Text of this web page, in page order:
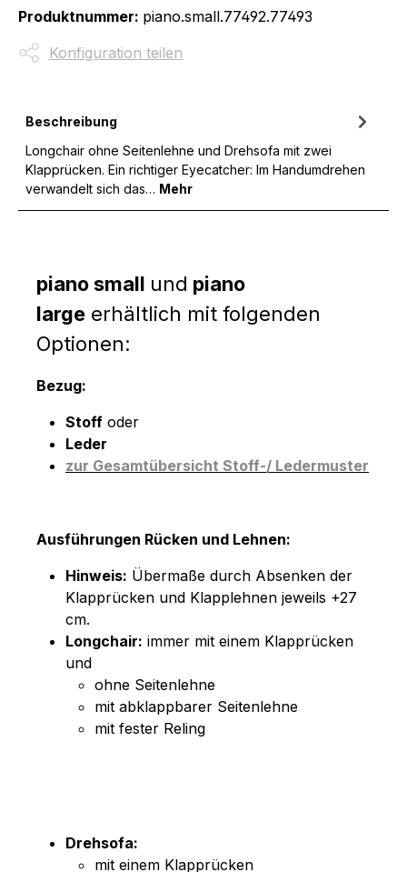
Produktnummer: piano.small.77492.77493
Konfiguration teilen
Beschreibung
Longchair ohne Seitenlehne und Drehsofa mit zwei
Klapprücken. Ein richtiger Eyecatcher: Im Handumdrehen
verwandelt sich das… Mehr
piano small und piano
large erhältlich mit folgenden
Optionen:
Bezug:
Stoff oder
Leder
zur Gesamtübersicht Stoff-/ Ledermuster
Ausführungen Rücken und Lehnen:
Hinweis: Übermaße durch Absenken der
Klapprücken und Klapplehnen jeweils +27
cm.
Longchair: immer mit einem Klapprücken
und
ohne Seitenlehne
mit abklappbarer Seitenlehne
mit fester Reling
Drehsofa:
mit einem Klapprücken